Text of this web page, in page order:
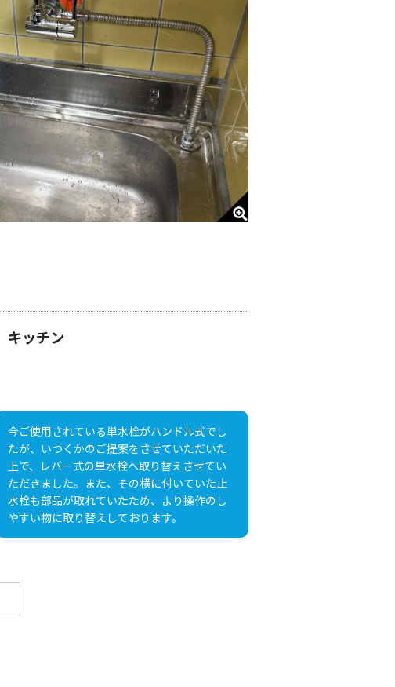
キッチン
今ご使用されている単水栓がハンドル式でし
たが、いつくかのご提案をさせていただいた
上で、レバー式の単水栓へ取り替えさせてい
ただきました。また、その横に付いていた止
水栓も部品が取れていたため、より操作のし
やすい物に取り替えしております。